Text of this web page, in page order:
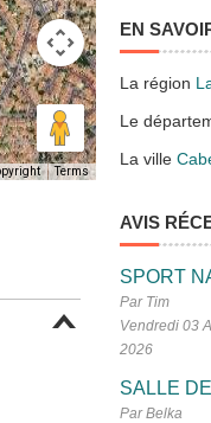
Terms
EN
La région
Le
La ville
AVIS
SPORT
Par Tim
Vendredi 03
2026
SALLE
Par Belka